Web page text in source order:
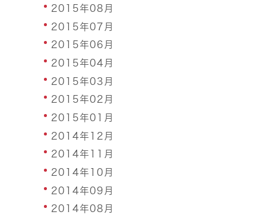
2015年08月
2015年07月
2015年06月
2015年04月
2015年03月
2015年02月
2015年01月
2014年12月
2014年11月
2014年10月
2014年09月
2014年08月